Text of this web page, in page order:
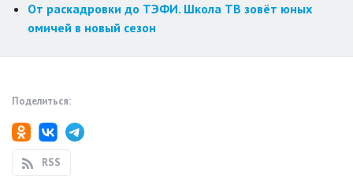
От раскадровки до ТЭФИ. Школа ТВ зовёт юных
омичей в новый сезон
Поделиться:
RSS